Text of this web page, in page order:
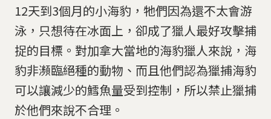
12天到3個月的小海豹，牠們因為還不太會游
泳，只想待在冰面上，卻成了獵人最好攻擊捕
捉的目標。對加拿大當地的海豹獵人來說，海
豹非瀕臨絕種的動物、而且他們認為獵捕海豹
可以讓減少的鱈魚量受到控制，所以禁止獵捕
於他們來說不合理。